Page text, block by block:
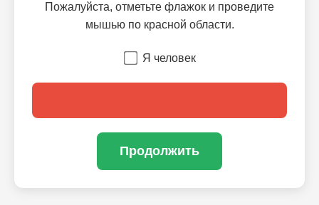
Пожалуйста, отметьте флажок и проведите
мышью по красной области.
Я человек
Продолжить